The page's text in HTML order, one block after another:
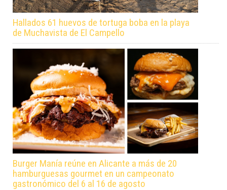
Hallados 61 huevos de tortuga boba en la playa
de Muchavista de El Campello
Burger Manía reúne en Alicante a más de 20
hamburguesas gourmet en un campeonato
gastronómico del 6 al 16 de agosto